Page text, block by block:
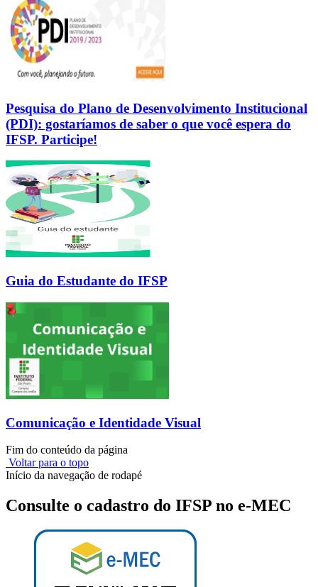
Pesquisa do Plano de Desenvolvimento Institucional
(PDI): gostaríamos de saber o que você espera do
IFSP. Participe!
Guia do Estudante do IFSP
Comunicação e Identidade Visual
Fim do conteúdo da página
Voltar para o topo
Início da navegação de rodapé
Consulte o cadastro do IFSP no e-MEC